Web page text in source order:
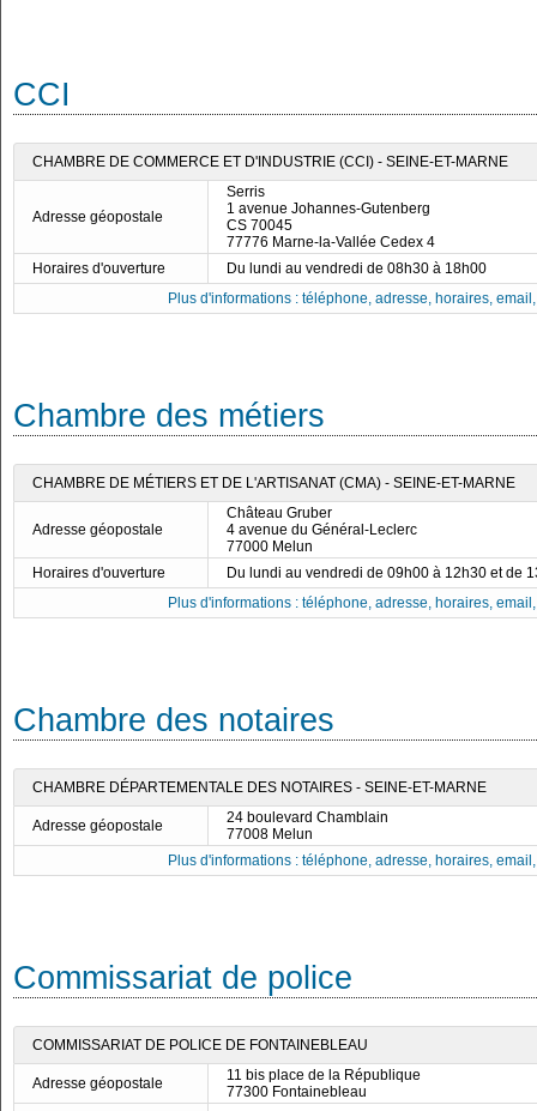
CCI
CHAMBRE DE COMMERCE ET D'INDUSTRIE (CCI) - SEINE-ET-MARNE
Adresse géopostale
Serris
1 avenue Johannes-Gutenberg
CS 70045
77776 Marne-la-Vallée Cedex 4
Horaires d'ouverture
Du lundi au vendredi de 08h30 à 18h00
Plus d'informations : téléphone, adresse, horaires,
Chambre des métiers
CHAMBRE DE MÉTIERS ET DE L'ARTISANAT (CMA) - SEINE-ET-MARNE
Adresse géopostale
Château Gruber
4 avenue du Général-Leclerc
77000 Melun
Horaires d'ouverture
Du lundi au vendredi de 09h00 à 12h30 et de
Plus d'informations : téléphone, adresse, horaires,
Chambre des notaires
CHAMBRE DÉPARTEMENTALE DES NOTAIRES - SEINE-ET-MARNE
Adresse géopostale
24 boulevard Chamblain
77008 Melun
Plus d'informations : téléphone, adresse, horaires,
Commissariat de police
COMMISSARIAT DE POLICE DE FONTAINEBLEAU
Adresse géopostale
11 bis place de la République
77300 Fontainebleau